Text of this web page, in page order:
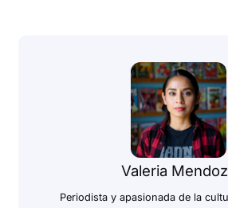
Valeria
Periodista y apasionada de la